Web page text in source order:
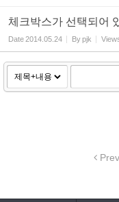
체크박스가 선택되어
Date2014.05.24 Bypjk
Prev